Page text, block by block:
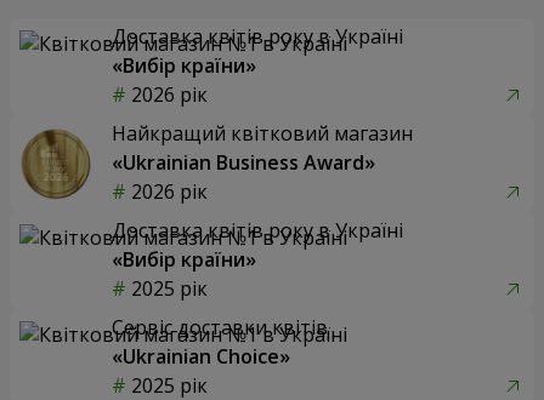
Доставка квітів року в Україні
«Вибір країни»
2026 рік
Найкращий квітковий магазин
«Ukrainian Business Award»
2026 рік
Доставка квітів року в Україні
«Вибір країни»
2025 рік
Сервіс доставки квітів
«Ukrainian Choice»
2025 рік